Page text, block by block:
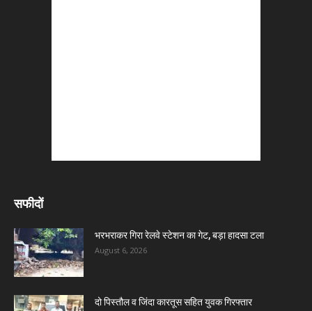
सफीदों
भरभराकर गिरा रेलवे स्टेशन का गेट, बड़ा हादसा टला
August 6, 2026
दो पिस्तौल व जिंदा कारतूस सहित युवक गिरफ्तार